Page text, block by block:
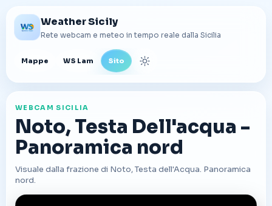
Weather Sicily
Rete webcam e meteo in tempo reale dalla Sicilia
Mappe WS Lam Sito Cambia tema
WEBCAM SICILIA
Noto, Testa Dell'acqua -
Panoramica nord
Visuale dalla frazione di Noto, Testa dell'Acqua. Panoramica
nord.